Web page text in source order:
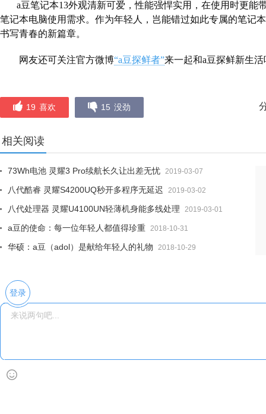
a豆笔记本13外观清新可爱，性能强悍实用，在使用时更能
笔记本电脑使用需求。作为年轻人，岂能错过如此专属的笔记
书写青春的新篇章。
网友还可关注官方微博“a豆探鲜者”来一起和a豆探鲜新生活
19 喜欢 15 没劲
相关阅读
73Wh电池 灵耀3 Pro续航长久让出差无忧 2019-03-07
八代酷睿 灵耀S4200UQ秒开多程序无延迟 2019-03-02
八代处理器 灵耀U4100UN轻薄机身能多线处理 2019-03-01
a豆的使命：每一位年轻人都值得珍重 2018-10-31
华硕：a豆（adol）是献给年轻人的礼物 2018-10-29
登录